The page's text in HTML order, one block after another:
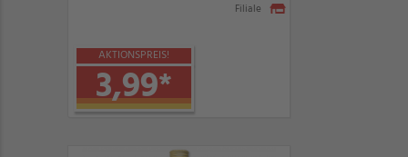
AKTIONSPREIS!
3,99*
Filiale